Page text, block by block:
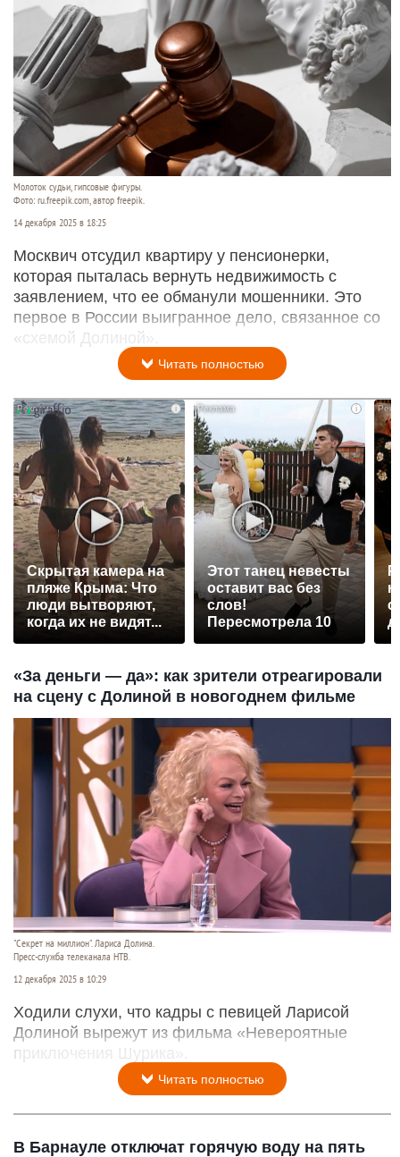
Молоток судьи, гипсовые фигуры.
Фото: ru.freepik.com, автор freepik.
14 декабря 2025 в 18:25
Москвич отсудил квартиру у пенсионерки,
которая пыталась вернуть недвижимость с
заявлением, что ее обманули мошенники. Это
первое в России выигранное дело, связанное со
«схемой Долиной».
Читать полностью
i
Скрытая камера на
пляже Крыма: Что
люди вытворяют,
когда их не видят...
i
Этот танец невесты
оставит вас без
слов!
Пересмотрела 10
«За деньги — да»: как зрители отреагировали
на сцену с Долиной в новогоднем фильме
"Секрет на миллион". Лариса Долина.
Пресс-служба телеканала НТВ.
12 декабря 2025 в 10:29
Ходили слухи, что кадры с певицей Ларисой
Долиной вырежут из фильма «Невероятные
приключения Шурика».
Читать полностью
В Барнауле отключат горячую воду на пять